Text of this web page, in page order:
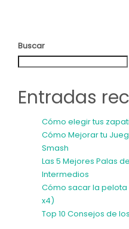
Buscar
Entradas
Cómo elegir tus
Cómo Mejorar tu
Smash
Las 5 Mejores Palas
Intermedios
Cómo sacar la pelota
x4)
Top 10 Consejos de